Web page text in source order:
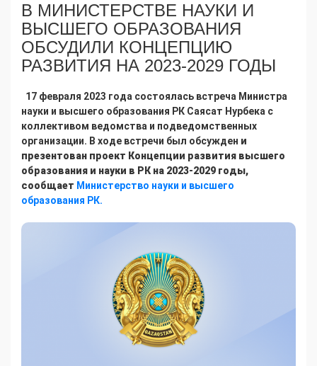
В МИНИСТЕРСТВЕ НАУКИ И
ВЫСШЕГО ОБРАЗОВАНИЯ
ОБСУДИЛИ КОНЦЕПЦИЮ
РАЗВИТИЯ НА 2023-2029 ГОДЫ
17 февраля 2023 года состоялась встреча Министра
науки и высшего образования РК Саясат Нурбека с
коллективом ведомства и подведомственных
организации. В ходе встречи был обсужден и
презентован проект Концепции развития высшего
образования и науки в РК на 2023-2029 годы,
сообщает Министерство науки и высшего
образования РК.